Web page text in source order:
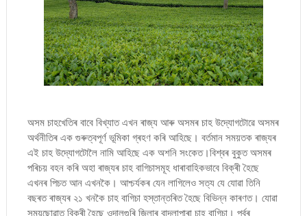
অসম চাহখেতিৰ বাবে বিখ্যাত এখন ৰাজ্য আৰু অসমৰ চাহ উদ্যোগটোৱে অসমৰ
অৰ্থনীতিৰ এক গুৰুত্বপূৰ্ণ ভূমিকা গ্ৰহণ কৰি আহিছে। বৰ্তমান সময়তক ৰাজ্যৰ
এই চাহ উদ্যোগটোলৈ নামি আহিছে এক অশনি সংকেত।বিশ্বৰ বুকুত অসমৰ
পৰিচয় বহন কৰি অহা ৰাজ্যৰ চাহ বাগিচাসমূহ ধাৰাবাহিকভাবে বিক্ৰী হৈছে
এখনৰ পিচত আন এখনকৈ। আশ্চর্যকৰ যেন লাগিলেও সত্য যে যোৱা তিনি
বছৰত ৰাজ্যৰ ২১ খনকৈ চাহ বাগিচা হস্তান্তৰিত হৈছে বিভিন্ন কাৰণত। যোৱা
সময়ছোৱাত বিক্ৰী হৈছে ওদালগুৰি জিলাৰ বাদলাপাৰা চাহ বাগিচা। পূৰ্বৰ